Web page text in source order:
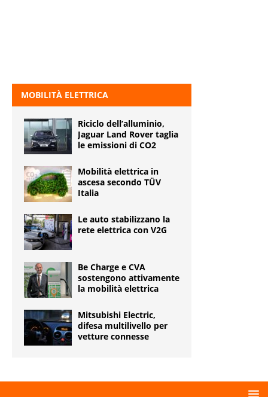
MOBILITÀ ELETTRICA
Riciclo dell’alluminio,
Jaguar Land Rover taglia
le emissioni di CO2
Mobilità elettrica in
ascesa secondo TÜV
Italia
Le auto stabilizzano la
rete elettrica con V2G
Be Charge e CVA
sostengono attivamente
la mobilità elettrica
Mitsubishi Electric,
difesa multilivello per
vetture connesse